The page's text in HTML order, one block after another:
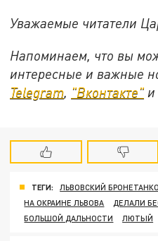
Уважаемые читатели
Напоминаем, что вы
интересные и важные
Telegram, "Вконтакте" и
ТЕГИ:
ЛЬВОВСКИЙ
НА ОКРАИНЕ ЛЬВОВА
ДЕЛАЛИ
БОЛЬШОЙ ДАЛЬНОСТИ
ЛЮТЫЙ